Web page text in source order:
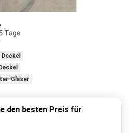
Tage
Gläser
den besten Preis für